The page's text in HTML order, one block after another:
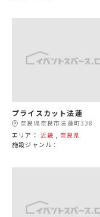
プライスカット法蓮
奈良県奈良市法蓮町338
エリア： 近畿
奈良県
施設ジャンル：